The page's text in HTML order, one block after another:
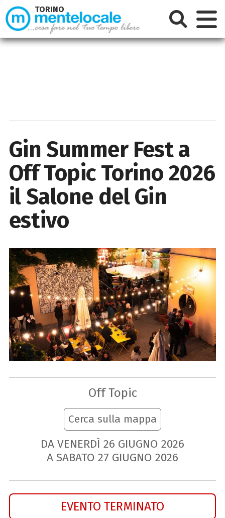
Gin Summer Fest a
Off Topic Torino 2026
il Salone del Gin
estivo
Off Topic
Cerca sulla mappa
DA VENERDÌ 26 GIUGNO 2026
A SABATO 27 GIUGNO 2026
EVENTO TERMINATO
TORINO